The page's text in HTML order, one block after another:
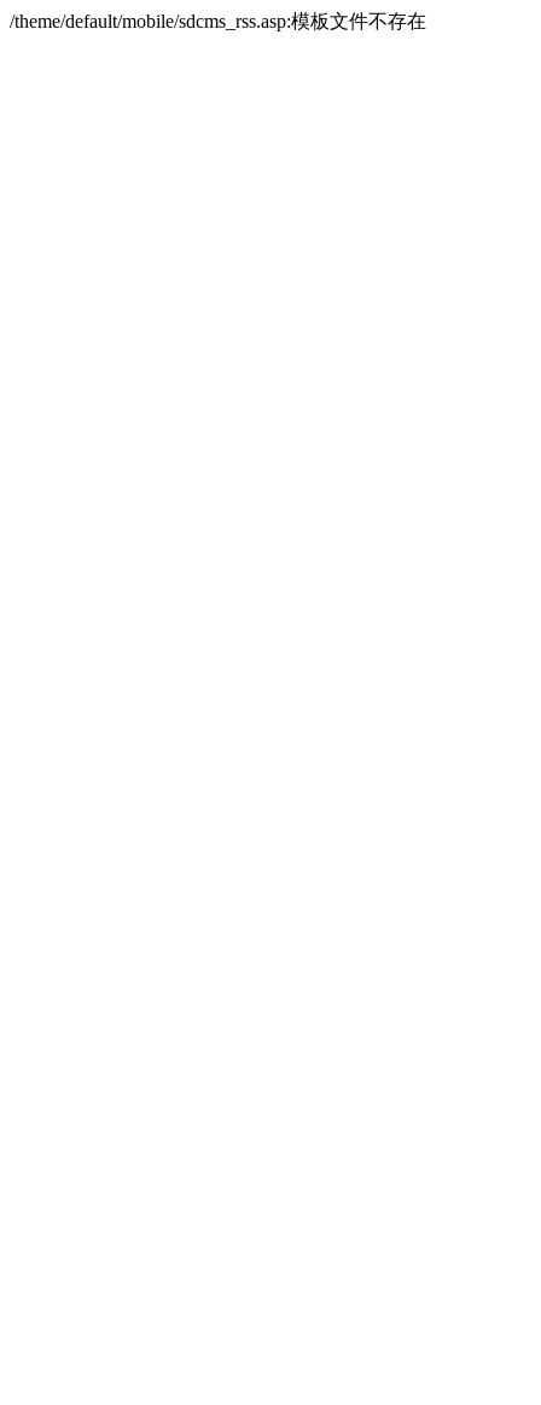
/theme/default/mobile/sdcms_rss.asp:模板文件不存在